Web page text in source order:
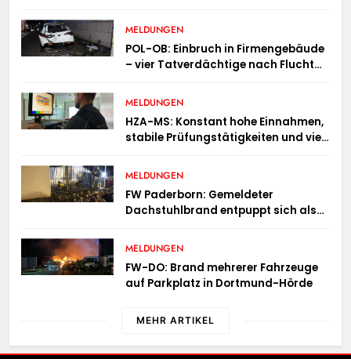
MELDUNGEN
POL-OB: Einbruch in Firmengebäude
– vier Tatverdächtige nach Flucht
MELDUNGEN
HZA-MS: Konstant hohe Einnahmen,
stabile Prüfungstätigkeiten und viel
Hauptzollamt Münster zieht für 2025
Bilanz
MELDUNGEN
FW Paderborn: Gemeldeter
Dachstuhlbrand entpuppt sich als
Gymnasium
MELDUNGEN
FW-DO: Brand mehrerer Fahrzeuge
auf Parkplatz in Dortmund-Hörde
MEHR ARTIKEL